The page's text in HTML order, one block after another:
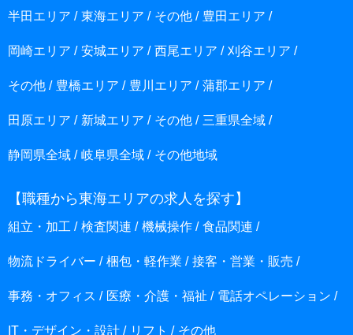
半田エリア 東海エリア その他 豊田エリア
岡崎エリア 安城エリア 西尾エリア 刈谷エリア
その他 豊橋エリア 豊川エリア 蒲郡エリア
田原エリア 新城エリア その他 三重県全域
静岡県全域 岐阜県全域 その他地域
【職種から東海エリアの求人を探す】
組立・加工 検査関連 機械操作 食品関連
物流ドライバー 梱包・軽作業 接客・営業・販売
事務・オフィス 医療・介護・福祉 電話オペレーション
IT・デザイン・設計 リフト その他